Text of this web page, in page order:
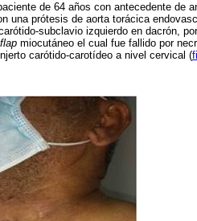
de 64 años con antecedente de
una prótesis de aorta torácica
subclavio izquierdo en dacrón,
flap miocutáneo el cual fue fallido por
carótido-carotídeo a nivel cervical (